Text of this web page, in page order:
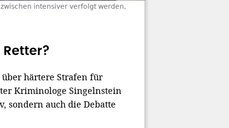
intensiver verfolgt werden,
härtere Strafen für
Kriminologe Singelnstein
sondern auch die Debatte